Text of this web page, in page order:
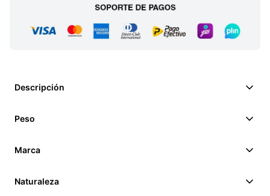
Descripción
Peso
Marca
Naturaleza